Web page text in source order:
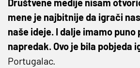
Društvene medije nisam
mene je najbitnije da igrači
naše ideje. I dalje imamo puno
napredak. Ovo je bila pobjeda
Portugalac.